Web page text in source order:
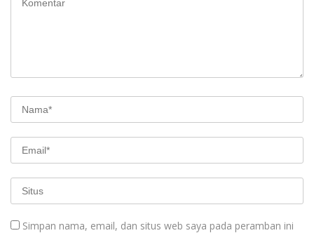
Simpan nama, email, dan situs web saya pada peramban ini